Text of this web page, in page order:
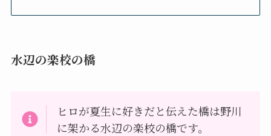
水辺の楽校の橋
ヒロが夏生に好きだと伝えた橋は野川
に架かる水辺の楽校の橋です。